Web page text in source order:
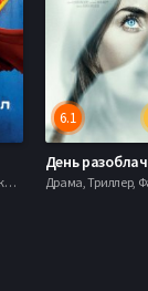
Боевик , Драма, Приключения, Фантастика,
6.1